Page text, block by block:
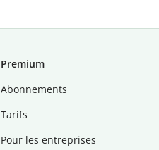
Premium
Abonnements
Tarifs
Pour les entreprises